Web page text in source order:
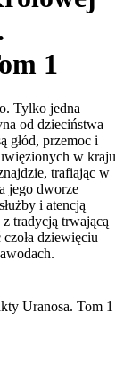
1
Tylko jedna
od dzieciństwa
głód, przemoc i
w kraju
trafiając w
jego dworze
i atencją
tradycją trwającą
dziewięciu
Uranosa. Tom 1